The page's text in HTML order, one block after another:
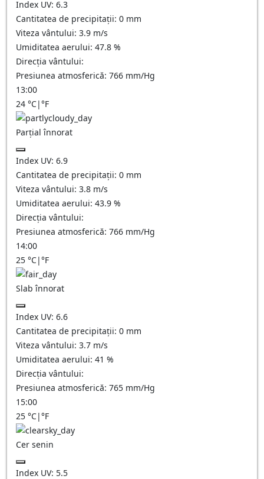
Index UV: 6.3
Cantitatea de precipitații: 0 mm
Viteza vântului: 3.9 m/s
Umiditatea aerului: 47.8 %
Direcția vântului:
Presiunea atmosferică: 766 mm/Hg
13:00
24 °C|°F
Parțial înnorat
Index UV: 6.9
Cantitatea de precipitații: 0 mm
Viteza vântului: 3.8 m/s
Umiditatea aerului: 43.9 %
Direcția vântului:
Presiunea atmosferică: 766 mm/Hg
14:00
25 °C|°F
Slab înnorat
Index UV: 6.6
Cantitatea de precipitații: 0 mm
Viteza vântului: 3.7 m/s
Umiditatea aerului: 41 %
Direcția vântului:
Presiunea atmosferică: 765 mm/Hg
15:00
25 °C|°F
Cer senin
Index UV: 5.5